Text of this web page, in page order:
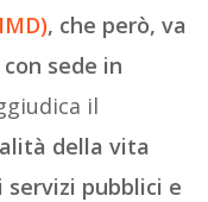
, che però, va
sede in
il
della vita
servizi pubblici e